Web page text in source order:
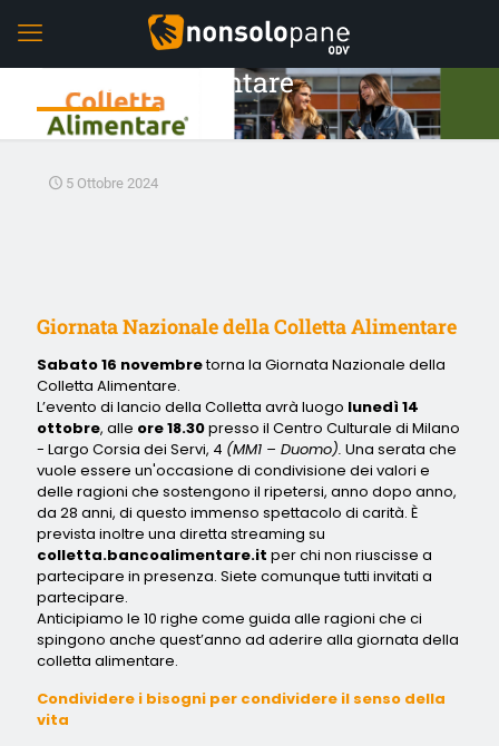
Colletta Alimentare
5 Ottobre 2024
Giornata Nazionale della Colletta Alimentare
Sabato 16 novembretorna la Giornata Nazionale della
Colletta Alimentare.
L’evento di lancio della Colletta avrà luogo lunedì 14
ottobre, alle ore 18.30presso il Centro Culturale di Milano
- Largo Corsia dei Servi, 4 (MM1 – Duomo). Una serata che
vuole essere un'occasione di condivisione dei valori e
delle ragioni che sostengono il ripetersi, anno dopo anno,
da 28 anni, di questo immenso spettacolo di carità. È
prevista inoltre una diretta streaming su
colletta.bancoalimentare.it per chi non riuscisse a
partecipare in presenza. Siete comunque tutti invitati a
partecipare.
Anticipiamo le 10 righe come guida alle ragioni che ci
spingono anche quest’anno ad aderire alla giornata della
colletta alimentare.
Condividere i bisogni per condividere il senso della
vita